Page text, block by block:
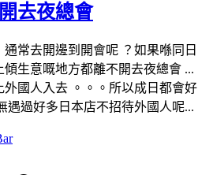
去夜總會
常去開邊到開會呢 ？如果喺同日
生意嘅地方都離不開去夜總會 ...
國人入去 。。。所以成日都會好
遇過好多日本店不招待外國人呢...